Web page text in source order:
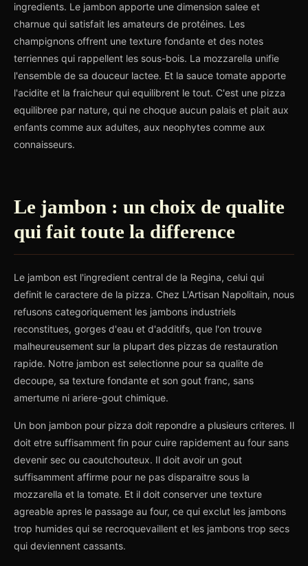
ingredients. Le jambon apporte une dimension salee et
charnue qui satisfait les amateurs de protéines. Les
champignons offrent une texture fondante et des notes
terriennes qui rappellent les sous-bois. La mozzarella unifie
l'ensemble de sa douceur lactee. Et la sauce tomate apporte
l'acidite et la fraicheur qui equilibrent le tout. C'est une pizza
equilibree par nature, qui ne choque aucun palais et plait aux
enfants comme aux adultes, aux neophytes comme aux
connaisseurs.
Le jambon : un choix de qualite
qui fait toute la difference
Le jambon est l'ingredient central de la Regina, celui qui
definit le caractere de la pizza. Chez L'Artisan Napolitain, nous
refusons categoriquement les jambons industriels
reconstitues, gorges d'eau et d'additifs, que l'on trouve
malheureusement sur la plupart des pizzas de restauration
rapide. Notre jambon est selectionne pour sa qualite de
decoupe, sa texture fondante et son gout franc, sans
amertume ni ariere-gout chimique.
Un bon jambon pour pizza doit repondre a plusieurs criteres. Il
doit etre suffisamment fin pour cuire rapidement au four sans
devenir sec ou caoutchouteux. Il doit avoir un gout
suffisamment affirme pour ne pas disparaitre sous la
mozzarella et la tomate. Et il doit conserver une texture
agreable apres le passage au four, ce qui exclut les jambons
trop humides qui se recroquevaillent et les jambons trop secs
qui deviennent cassants.